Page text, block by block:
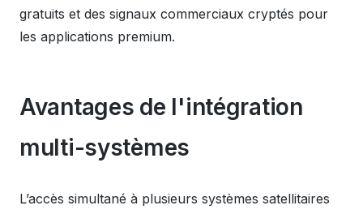
gratuits et des signaux commerciaux cryptés pour
les applications premium.
Avantages de l'intégration
multi-systèmes
L’accès simultané à plusieurs systèmes satellitaires